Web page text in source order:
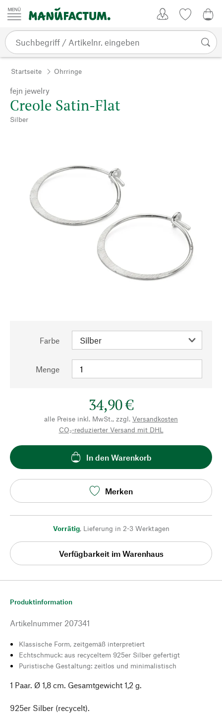
Zum Inhalt springen
Startseite Ohrringe
fejn jewelry
Creole Satin-Flat
Silber
Farbe
Menge
34,90 €
alle Preise inkl. MwSt., zzgl. Versandkosten
CO₂-reduzierter Versand mit DHL
In den Warenkorb
Merken
Vorrätig, Lieferung in 2-3 Werktagen
Verfügbarkeit im Warenhaus
Produktinformation
Artikelnummer 207341
Klassische Form, zeitgemäß interpretiert
Echtschmuck: aus recyceltem 925er Silber gefertigt
Puristische Gestaltung: zeitlos und minimalistisch
1 Paar. Ø 1,8 cm. Gesamtgewicht 1,2 g.
925er Silber (recycelt).